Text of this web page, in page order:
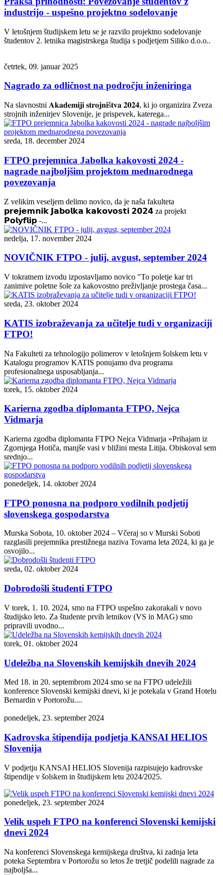
industrijo - uspešno projektno sodelovanje
V letošnjem študijskem letu se je razvilo projektno sodelovanje
študentov 2. letnika magistrskega študija s podjetjem Siliko d.o.o..
četrtek, 09. januar 2025
Nagrado za odličnost na področju inženiringa
Na slavnostni 𝐀𝐤𝐚𝐝𝐞𝐦𝐢𝐣𝐢 𝐬𝐭𝐫𝐨𝐣𝐧𝐢š𝐭𝐯𝐚 𝟐𝟎𝟐𝟒, ki jo organizira Zveza
strojnih inženirjev Slovenije, je prispevek, katerega...
sreda, 18. december 2024
FTPO prejemnica Jabolka kakovosti 2024 -
nagrade najboljšim projektom mednarodnega
povezovanja
Z velikim veseljem delimo novico, da je naša fakulteta
𝗽𝗿𝗲𝗷𝗲𝗺𝗻𝗶𝗸 𝗝𝗮𝗯𝗼𝗹𝗸𝗮 𝗸𝗮𝗸𝗼𝘃𝗼𝘀𝘁𝗶 𝟮𝟬𝟮𝟰 za projekt
𝗣𝗼𝗹𝘆𝗳𝗹𝗶𝗽 -...
nedelja, 17. november 2024
NOVIČNIK FTPO - julij, avgust, september 2024
V tokratnem izvodu izpostavljamo novico "To poletje kar tri
zanimive poletne šole za kakovostno preživljanje prostega časa...
sreda, 23. oktober 2024
KATIS izobraževanja za učitelje tudi v organizaciji
FTPO!
Na Fakulteti za tehnologijo polimerov v letošnjem šolskem letu v
Katalogu programov KATIS ponujamo dva programa
profesionalnega usposabljanja...
torek, 15. oktober 2024
Karierna zgodba diplomanta FTPO, Nejca
Vidmarja
Karierna zgodba diplomanta FTPO Nejca Vidmarja »Prihajam iz
Zgornjega Hotiča, manjše vasi v bližini mesta Litija. Obiskoval sem
srednjo...
ponedeljek, 14. oktober 2024
FTPO ponosna na podporo vodilnih podjetij
slovenskega gospodarstva
Murska Sobota, 10. oktober 2024 – Včeraj so v Murski Soboti
razglasili prejemnika prestižnega naziva Tovarna leta 2024, ki ga je
osvojilo...
sreda, 02. oktober 2024
Dobrodošli študenti FTPO
V torek, 1. 10. 2024, smo na FTPO uspešno zakorakali v novo
študijsko leto. Za študente prvih letnikov (VS in MAG) smo
pripravili uvodno...
torek, 01. oktober 2024
Udeležba na Slovenskih kemijskih dnevih 2024
Med 18. in 20. septembrom 2024 smo se na FTPO udeležili
konference Slovenski kemijski dnevi, ki je potekala v Grand Hotelu
Bernardin v Portorožu....
ponedeljek, 23. september 2024
Kadrovska štipendija podjetja KANSAI HELIOS
Slovenija
V podjetju KANSAI HELIOS Slovenija razpisujejo kadrovske
štipendije v šolskem in študijskem letu 2024/2025.
ponedeljek, 23. september 2024
Velik uspeh FTPO na konferenci Slovenski kemijski
dnevi 2024
Na konferenci Slovenskega kemijskega društva, ki zadnja leta
poteka Septembra v Portorožu so letos že tretjič podelili nagrade za
najboljša...